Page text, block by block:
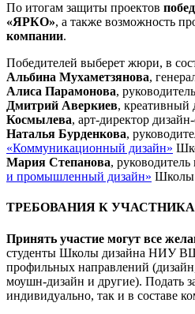
По итогам защиты проектов
«ЯРКО», а также возможность
компании.
Победителей выберет жюри, в
Альбина Мухаметзянова,
Алиса Парамонова,
Дмитрий Аверкиев, креативный
Космылева, арт-директор
Наталья Бурденкова,
«Коммуникационный дизайн»
Мария Степанова,
и промышленный дизайн»
ТРЕБОВАНИЯ К
Принять участие могут все
студенты Школы дизайна НИУ
профильных направлений
моушн-дизайн и другие). Подать
индивидуально, так и в составе